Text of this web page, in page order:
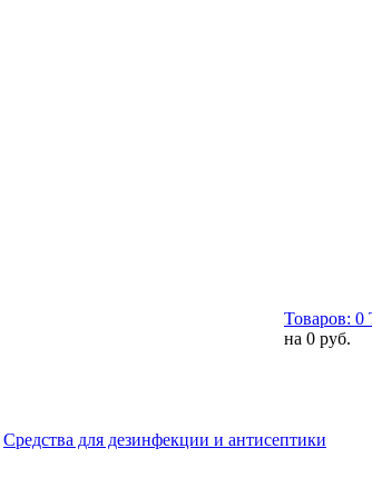
Товаров: 0
на 0 руб.
Средства для дезинфекции и антисептики